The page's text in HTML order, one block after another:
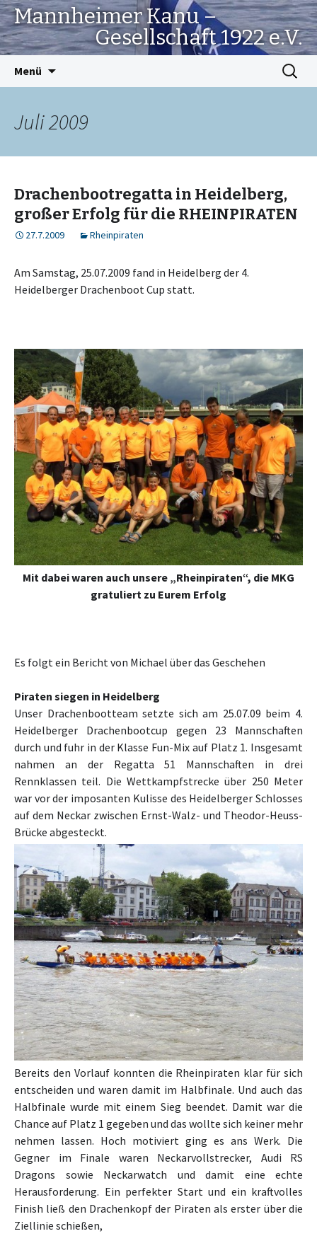
Mannheimer Kanu –
Gesellschaft 1922 e.V.
Menü
Suchen
nach:
Juli 2009
Drachenbootregatta in Heidelberg,
großer Erfolg für die RHEINPIRATEN
27.7.2009 Rheinpiraten
Am Samstag, 25.07.2009 fand in Heidelberg der 4.
Heidelberger Drachenboot Cup statt.
Mit dabei waren auch unsere „Rheinpiraten“, die MKG
gratuliert zu Eurem Erfolg
Es folgt ein Bericht von Michael über das Geschehen
Piraten siegen in Heidelberg
Unser Drachenbootteam setzte sich am 25.07.09 beim 4.
Heidelberger Drachenbootcup gegen 23 Mannschaften
durch und fuhr in der Klasse Fun-Mix auf Platz 1. Insgesamt
nahmen an der Regatta 51 Mannschaften in drei
Rennklassen teil. Die Wettkampfstrecke über 250 Meter
war vor der imposanten Kulisse des Heidelberger Schlosses
auf dem Neckar zwischen Ernst-Walz- und Theodor-Heuss-
Brücke abgesteckt.
Bereits den Vorlauf konnten die Rheinpiraten klar für sich
entscheiden und waren damit im Halbfinale. Und auch das
Halbfinale wurde mit einem Sieg beendet. Damit war die
Chance auf Platz 1 gegeben und das wollte sich keiner mehr
nehmen lassen. Hoch motiviert ging es ans Werk. Die
Gegner im Finale waren Neckarvollstrecker, Audi RS
Dragons sowie Neckarwatch und damit eine echte
Herausforderung. Ein perfekter Start und ein kraftvolles
Finish ließ den Drachenkopf der Piraten als erster über die
Ziellinie schießen,